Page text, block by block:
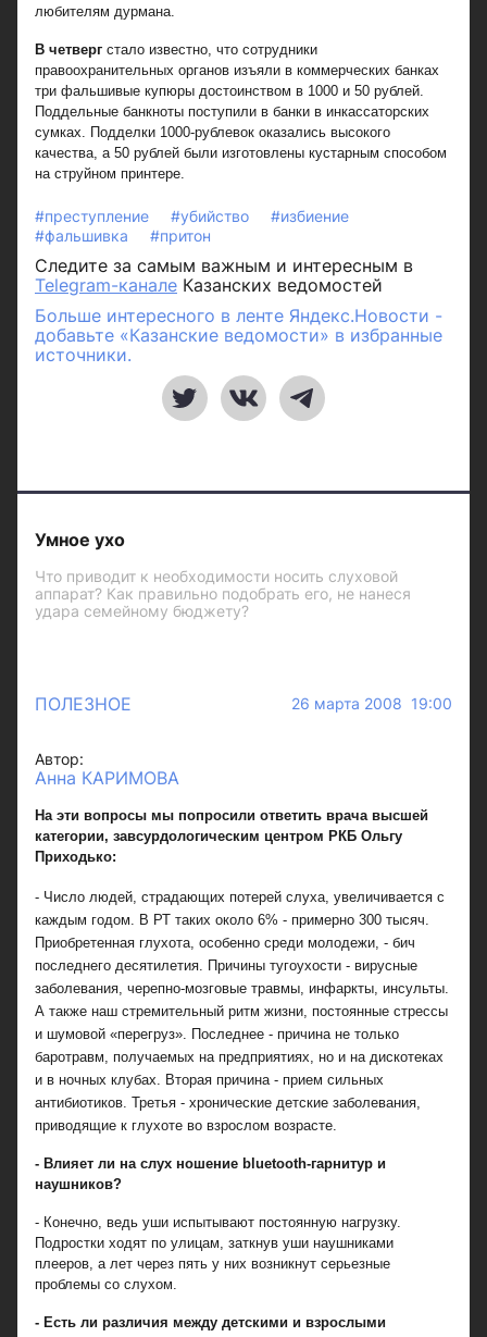
любителям дурмана.
В четверг стало известно, что сотрудники
правоохранительных органов изъяли в коммерческих банках
три фальшивые купюры достоинством в 1000 и 50 рублей.
Поддельные банкноты поступили в банки в инкассаторских
сумках. Подделки 1000-рублевок оказались высокого
качества, а 50 рублей были изготовлены кустарным способом
на струйном принтере.
#преступление #убийство
#избиение
#фальшивка
#притон
Следите за самым важным и интересным в
Telegram-канале Казанских ведомостей
Больше интересного в ленте Яндекс.Новости -
добавьте «Казанские ведомости» в избранные
источники.
Умное ухо
Что приводит к необходимости носить слуховой
аппарат? Как правильно подобрать его, не нанеся
удара семейному бюджету?
ПОЛЕЗНОЕ 26 марта 2008 19:00
Автор:
Анна КАРИМОВА
На эти вопросы мы попросили ответить врача высшей
категории, завсурдологическим центром РКБ Ольгу
Приходько:
- Число людей, страдающих потерей слуха, увеличивается с
каждым годом. В РТ таких около 6% - примерно 300 тысяч.
Приобретенная глухота, особенно среди молодежи, - бич
последнего десятилетия. Причины тугоухости - вирусные
заболевания, черепно-мозговые травмы, инфаркты, инсульты.
А также наш стремительный ритм жизни, постоянные стрессы
и шумовой «перегруз». Последнее - причина не только
баротравм, получаемых на предприятиях, но и на дискотеках
и в ночных клубах. Вторая причина - прием сильных
антибиотиков. Третья - хронические детские заболевания,
приводящие к глухоте во взрослом возрасте.
- Влияет ли на слух ношение bluetooth-гарнитур и
наушников?
- Конечно, ведь уши испытывают постоянную нагрузку.
Подростки ходят по улицам, заткнув уши наушниками
плееров, а лет через пять у них возникнут серьезные
проблемы со слухом.
- Есть ли различия между детскими и взрослыми